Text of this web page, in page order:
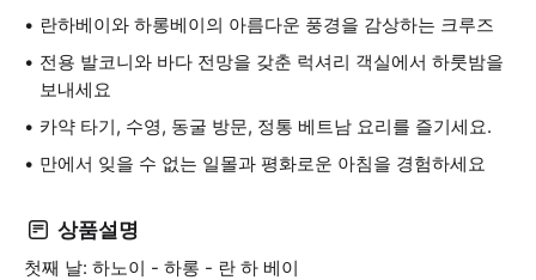
란하베이와 하롱베이의 아름다운 풍경을 감상하는 크루즈
전용 발코니와 바다 전망을 갖춘 럭셔리 객실에서 하룻밤을
보내세요
카약 타기, 수영, 동굴 방문, 정통 베트남 요리를 즐기세요.
만에서 잊을 수 없는 일몰과 평화로운 아침을 경험하세요
상품설명
첫째 날: 하노이 - 하롱 - 란 하 베이